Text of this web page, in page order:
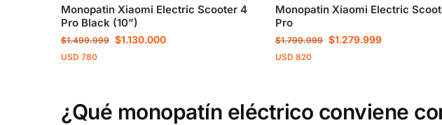
Monopatin Xiaomi Electric Scooter 4
Pro Black (10”)
$1.499.999 $1.130.000
USD 780
Monopatin Xiaomi Electric
Pro
$1.799.999 $1.279.999
USD 820
¿Qué monopatín eléctrico conviene